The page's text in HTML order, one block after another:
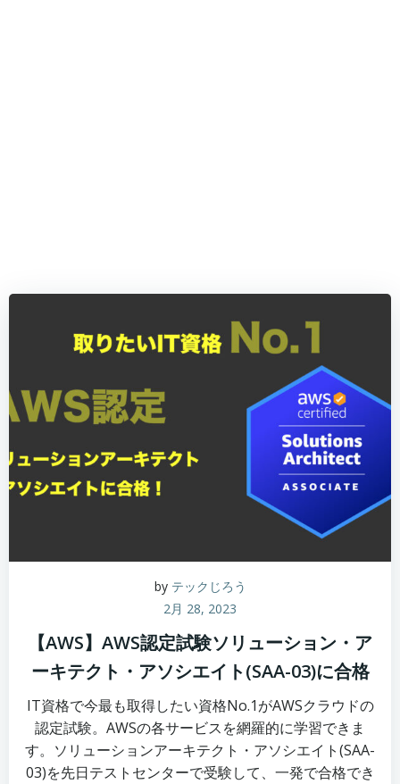
by テックじろう
2月 28, 2023
【AWS】AWS認定試験ソリューション・ア
ーキテクト・アソシエイト(SAA-03)に合格
IT資格で今最も取得したい資格No.1がAWSクラウドの
認定試験。AWSの各サービスを網羅的に学習できま
す。ソリューションアーキテクト・アソシエイト(SAA-
03)を先日テストセンターで受験して、一発で合格でき